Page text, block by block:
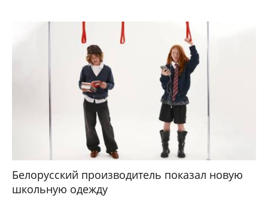
Белорусский производитель показал новую
школьную одежду